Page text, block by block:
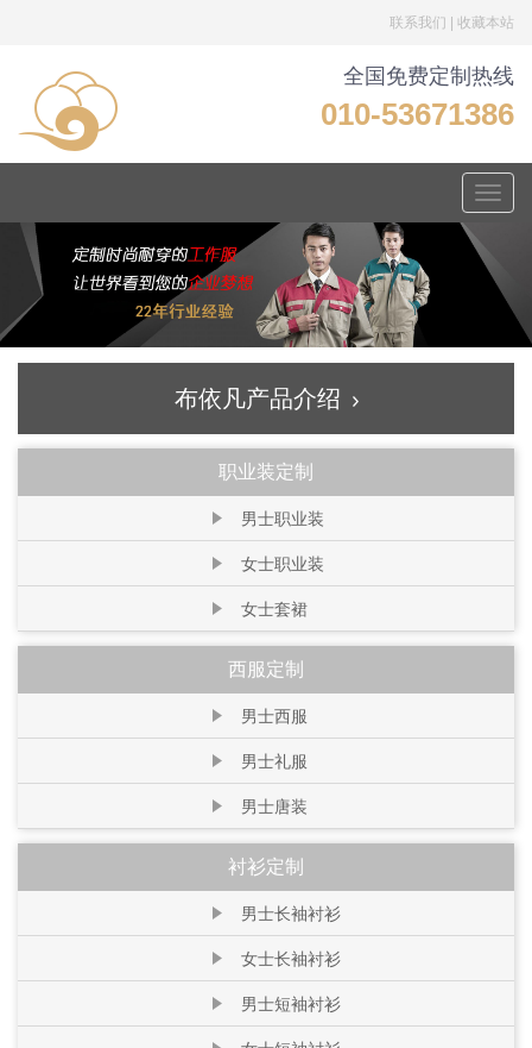
联系我们 收藏本站
全国免费定制热线
010-53671386
Toggle
布依凡产品介绍
职业装定制
男士职业装
女士职业装
女士套裙
西服定制
男士西服
男士礼服
男士唐装
衬衫定制
男士长袖衬衫
女士长袖衬衫
男士短袖衬衫